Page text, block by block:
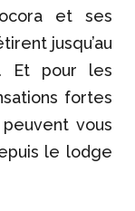
et ses
jusqu’au
Et pour les
fortes
vous
le lodge